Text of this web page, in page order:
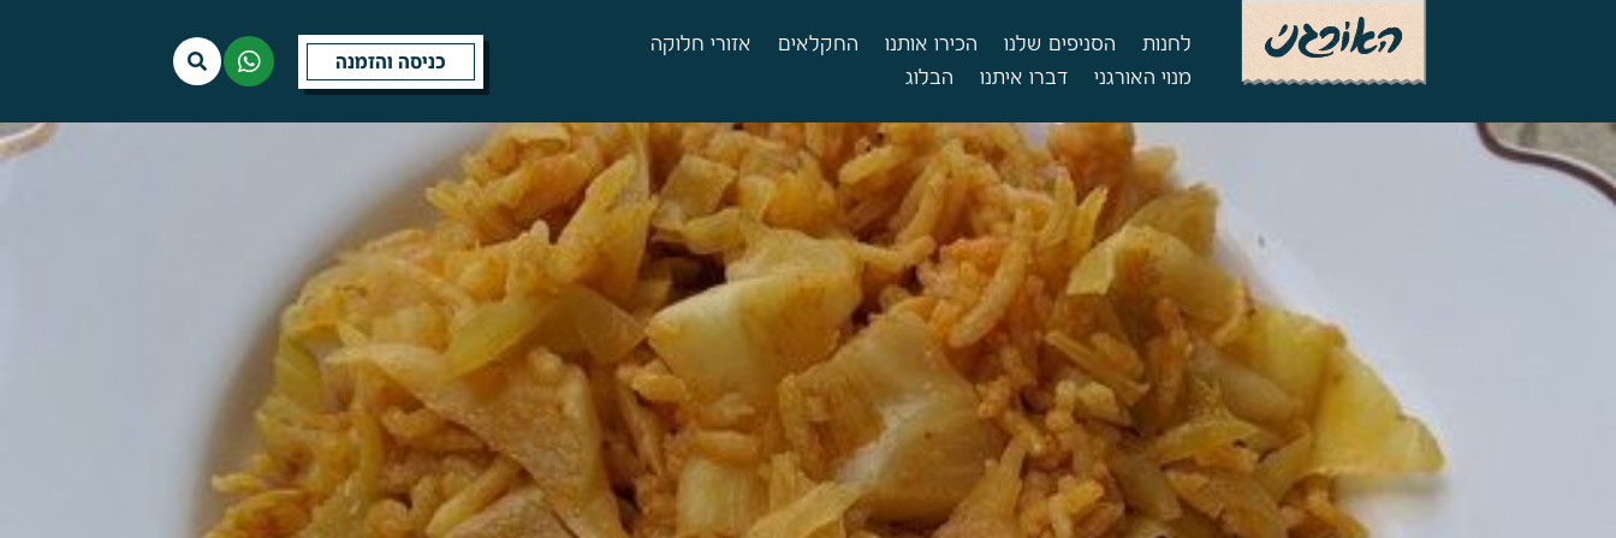
לחנות הסניפים שלנו הכירו אותנו החקלאים
אזורי חלוקה
מנוי האורגני
דברו איתנו הבלוג
כניסה והזמנה